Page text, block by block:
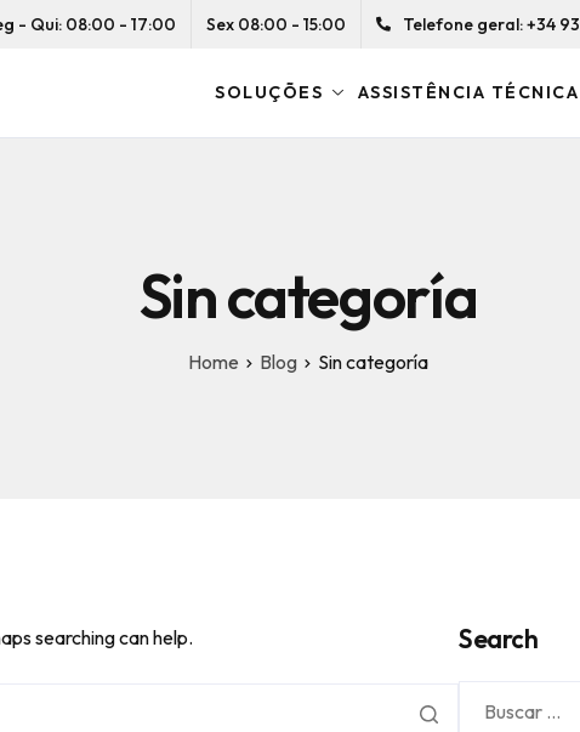
- Qui: 08:00 - 17:00 Sex 08:00 - 15:00 Telefone geral: +34 93
SOLUÇÕES ASSISTÊNCIA TÉCNICA
Sin categoría
Home Blog Sin categoría
searching can help. Search